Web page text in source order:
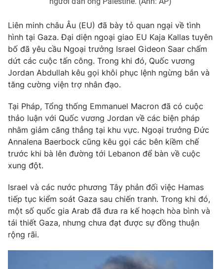
® Cấm sao chép dưới mọi hình thức nếu không có sự chấp
thuận bằng văn bản. Ghi rõ nguồn VTV.vn khi phát hành lại
Liên minh châu Âu (EU) đã bày tỏ quan ngại về tình
hình tại Gaza. Đại diện ngoại giao EU Kaja Kallas tuyên
bố đã yêu cầu Ngoại trưởng Israel Gideon Saar chấm
dứt các cuộc tấn công. Trong khi đó, Quốc vương
Jordan Abdullah kêu gọi khôi phục lệnh ngừng bắn và
tăng cường viện trợ nhân đạo.
Tại Pháp, Tổng thống Emmanuel Macron đã có cuộc
thảo luận với Quốc vương Jordan về các biện pháp
nhằm giảm căng thẳng tại khu vực. Ngoại trưởng Đức
Annalena Baerbock cũng kêu gọi các bên kiềm chế
trước khi bà lên đường tới Lebanon để bàn về cuộc
xung đột.
Israel và các nước phương Tây phản đối việc Hamas
tiếp tục kiểm soát Gaza sau chiến tranh. Trong khi đó,
một số quốc gia Arab đã đưa ra kế hoạch hòa bình và
tái thiết Gaza, nhưng chưa đạt được sự đồng thuận
rộng rãi.